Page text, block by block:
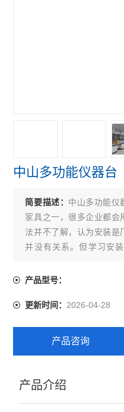
中山多功能仪器台
简要描述： 中山多功能仪
家具之一，很多企业都会
法并不了解，认为安装是
并没有关系。但学习安
产品型号：
更新时间：2026-04-28
产品咨询
产品介绍